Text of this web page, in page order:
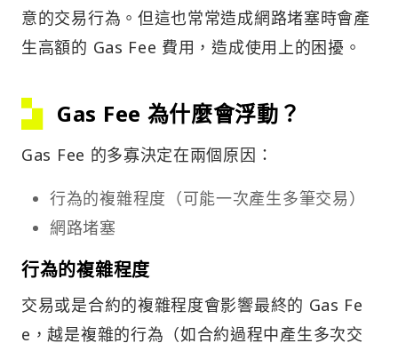
意的交易行為。但這也常常造成網路堵塞時會產
生高額的 Gas Fee 費用，造成使用上的困擾。
Gas Fee 為什麼會浮動？
Gas Fee 的多寡決定在兩個原因：
行為的複雜程度（可能一次產生多筆交易）
網路堵塞
行為的複雜程度
交易或是合約的複雜程度會影響最終的 Gas Fe
e，越是複雜的行為（如合約過程中產生多次交